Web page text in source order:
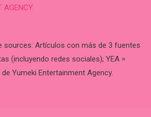
AGENCY.
sources: Artículos con más de 3 fuentes
(incluyendo redes sociales); YEA =
Yumeki Entertainment Agency.